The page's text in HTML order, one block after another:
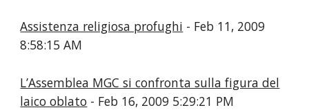
Assistenza religiosa profughi - Feb 11, 2009
8:58:15 AM
L’Assemblea MGC si confronta sulla figura del
laico oblato - Feb 16, 2009 5:29:21 PM